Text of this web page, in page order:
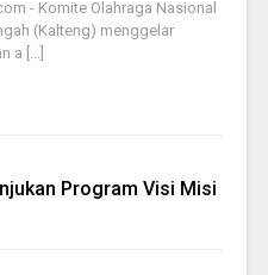
- Komite Olahraga Nasional
(Kalteng) menggelar
a [...]
Program Visi Misi